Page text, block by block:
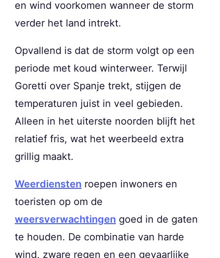
en wind voorkomen wanneer de storm
verder het land intrekt.
Opvallend is dat de storm volgt op een
periode met koud winterweer. Terwijl
Goretti over Spanje trekt, stijgen de
temperaturen juist in veel gebieden.
Alleen in het uiterste noorden blijft het
relatief fris, wat het weerbeeld extra
grillig maakt.
Weerdiensten roepen inwoners en
toeristen op om de
weersverwachtingen goed in de gaten
te houden. De combinatie van harde
wind, zware regen en een gevaarlijke